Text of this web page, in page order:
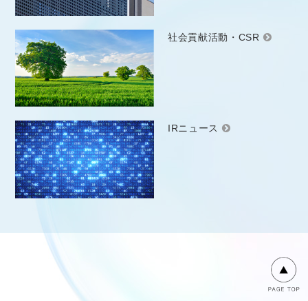
社会貢献活動・CSR
IRニュース